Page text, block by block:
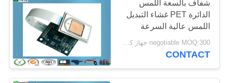
شفاف بالسعة اللمس
الدائرة PET غشاء التبديل
اللمس عالية السرعة
negotiable MOQ:300 جهاز كمبيوتر شخصى / النظام
CONTACT